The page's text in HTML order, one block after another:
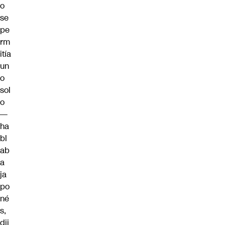
o
se
pe
rm
itía
un
o
sol
o
—
ha
bl
ab
a
ja
po
né
s,
dij